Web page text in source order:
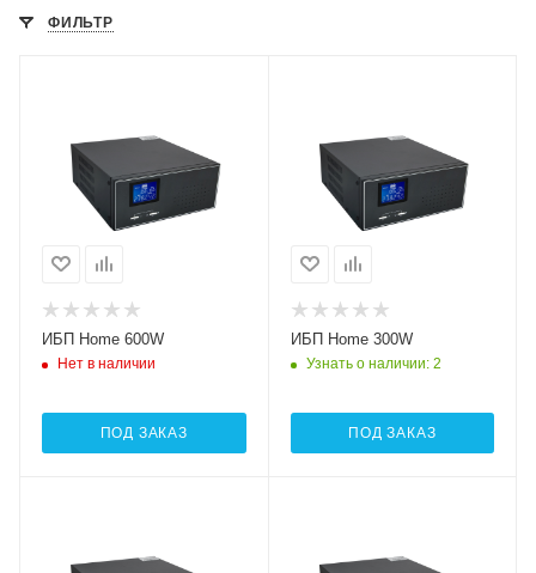
ФИЛЬТР
ИБП Home 600W
Нет в наличии
ПОД ЗАКАЗ
ИБП Home 300W
Узнать о наличии: 2
ПОД ЗАКАЗ